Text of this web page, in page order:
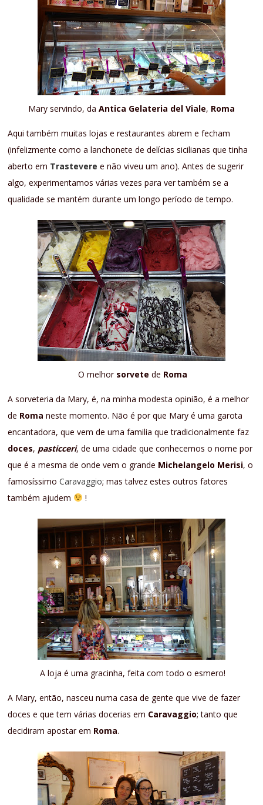
Mary servindo, da Antica Gelateria del Viale, Roma
Aqui também muitas lojas e restaurantes abrem e fecham
(infelizmente como a lanchonete de delícias sicilianas que tinha
aberto em Trastevere e não viveu um ano). Antes de sugerir
algo, experimentamos várias vezes para ver também se a
qualidade se mantém durante um longo período de tempo.
O melhor sorvete de Roma
A sorveteria da Mary, é, na minha modesta opinião, é a melhor
de Romaneste momento. Não é por que Mary é uma garota
encantadora, que vem de uma familia que tradicionalmente faz
doces, pasticceri, de uma cidade que conhecemos o nome por
que é a mesma de onde vem o grande Michelangelo Merisi, o
famosíssimoCaravaggio; mas talvez estes outros fatores
também ajudem
!
A loja é uma gracinha, feita com todo o esmero!
A Mary, então, nasceu numa casa de gente que vive de fazer
doces e que tem várias docerias em Caravaggio; tanto que
decidiram apostar em Roma.